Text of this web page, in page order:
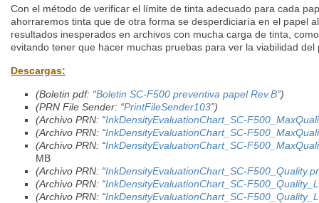
Con el método de verificar el límite de tinta adecuado para cada
ahorraremos tinta que de otra forma se desperdiciaría en el papel
resultados inesperados en archivos con mucha carga de tinta,
evitando tener que hacer muchas pruebas para ver la viabilidad del
Descargas:
(Boletin pdf: “Boletin SC-F500 preventiva papel Rev.B”)
(PRN File Sender: “PrintFileSender103”)
(Archivo PRN: “InkDensityEvaluationChart_SC-
(Archivo PRN: “InkDensityEvaluationChart_SC-
(Archivo PRN: “InkDensityEvaluationChart_SC-
MB
(Archivo PRN: “InkDensityEvaluationChart_SC-
(Archivo PRN: “InkDensityEvaluationChart_SC-
(Archivo PRN: “InkDensityEvaluationChart_SC-